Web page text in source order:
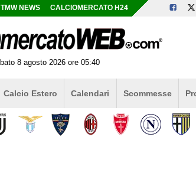
TMW NEWS CALCIOMERCATO H24
8 agosto 2026 ore 05:40
Calcio Estero Calendari Scommesse